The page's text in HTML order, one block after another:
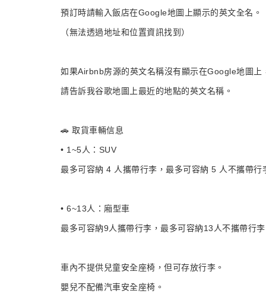
預訂時請輸入飯店在Google地圖上顯示的英文全名。
（無法透過地址和位置資訊找到）
如果Airbnb房源的英文名稱沒有顯示在Google地圖上
請告訴我谷歌地圖上最近的地點的英文名稱。
🚗 取貨車輛信息
• 1~5人：SUV
最多可容納 4 人攜帶行李，最多可容納 5 人不攜帶行
• 6~13人：廂型車
最多可容納9人攜帶行李，最多可容納13人不攜帶行李
車內不提供兒童安全座椅，但可存放行李。
嬰兒不配備汽車安全座椅。